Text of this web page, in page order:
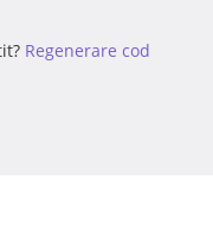
Regenerare cod